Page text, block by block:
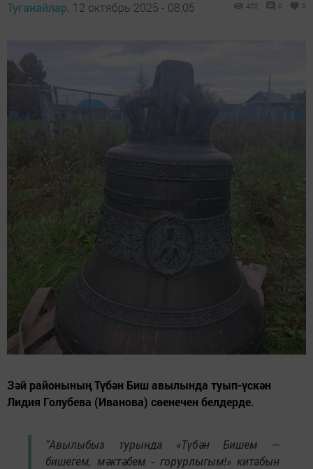
Туганайлар, 12 октябрь 2025 - 08:05 402 0 0
Зәй районының Түбән Биш авылында туып-үскән
Лидия Голубева (Иванова) сөенечен белдерде.
“Авылыбыз турында «Түбән Бишем —
бишегем, мәктәбем - горурлыгым!» китабын